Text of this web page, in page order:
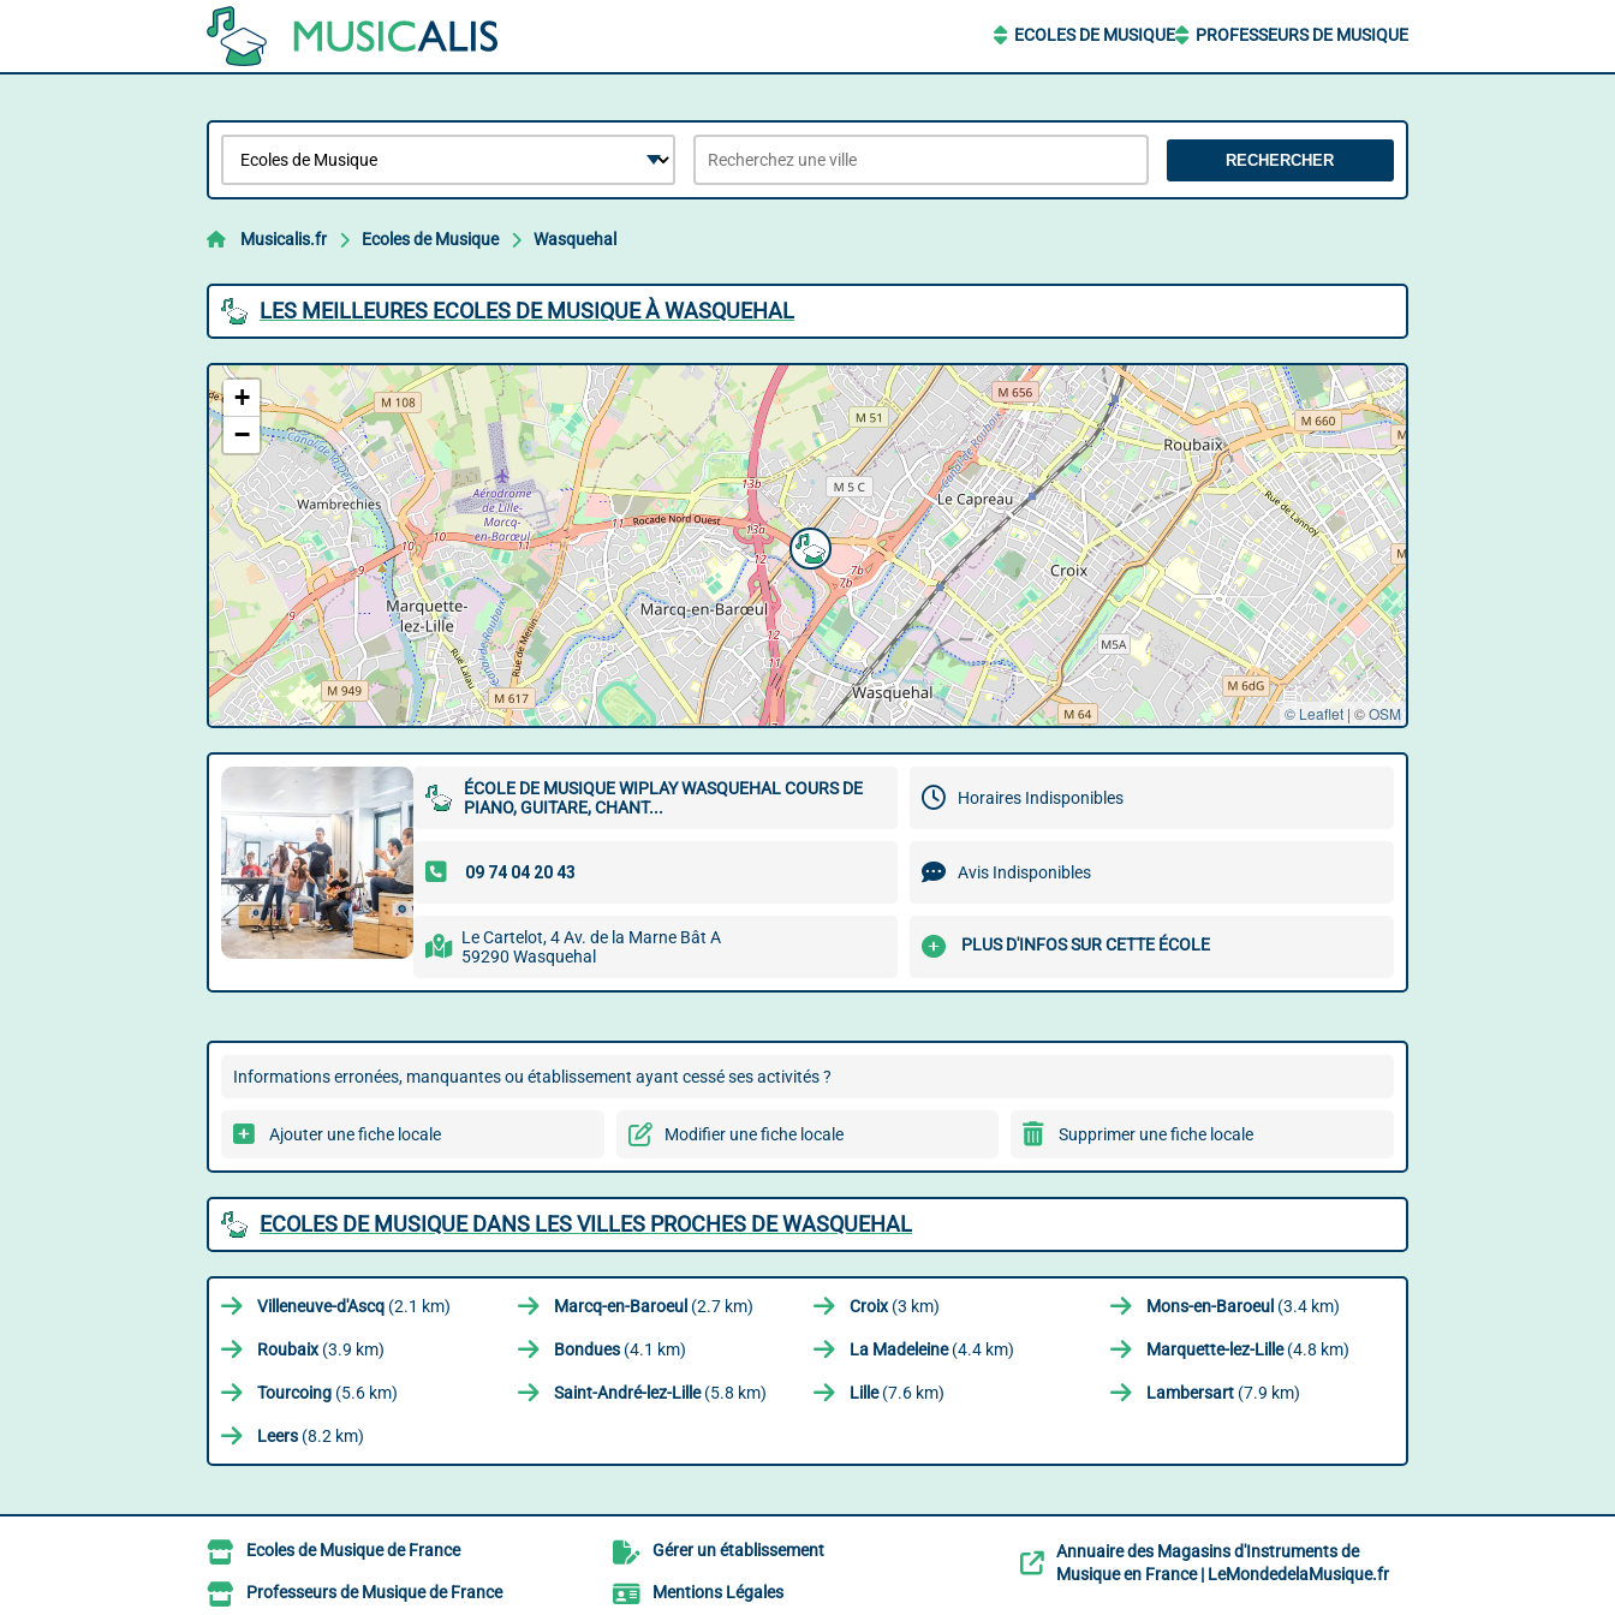
ECOLES DE MUSIQUE PROFESSEURS DE MUSIQUE
RECHERCHER
Musicalis.fr Ecoles de Musique Wasquehal
LES MEILLEURES ECOLES DE MUSIQUE À WASQUEHAL
+
−
© Leaflet | ©OSM
ÉCOLE DE MUSIQUE WIPLAY WASQUEHAL COURS DE
PIANO, GUITARE, CHANT...
Horaires Indisponibles
Avis Indisponibles
Le Cartelot, 4 Av. de la Marne Bât A
59290 Wasquehal
PLUS D'INFOS SUR CETTE ÉCOLE
Informations erronées, manquantes ou établissement ayant cessé ses activités ?
Ajouter une fiche locale Modifier une fiche locale Supprimer une fiche locale
ECOLES DE MUSIQUE DANS LES VILLES PROCHES DE WASQUEHAL
Villeneuve-d'Ascq (2.1 km) Marcq-en-Baroeul (2.7 km) Croix(3 km) Mons-en-Baroeul (3.4 km)
Roubaix(3.9 km) Bondues(4.1 km) La Madeleine(4.4 km) Marquette-lez-Lille(4.8 km)
Tourcoing (5.6 km) Saint-André-lez-Lille(5.8 km) Lille(7.6 km) Lambersart(7.9 km)
Leers (8.2 km)
Ecoles de Musique de France
Professeurs de Musique de France
Gérer un établissement
Mentions Légales
Annuaire des Magasins d'Instruments de
Musique en France | LeMondedelaMusique.fr